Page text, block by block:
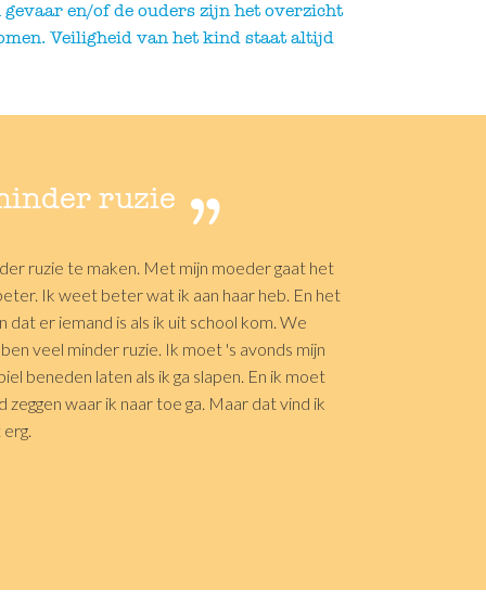
en/of de ouders zijn het overzicht
Veiligheid van het kind staat altijd
ruzie